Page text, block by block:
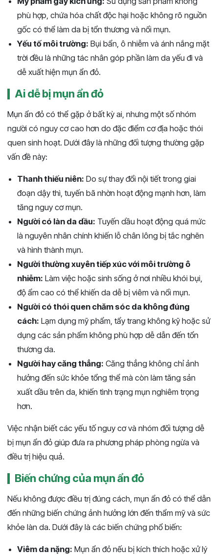
phù hợp, chứa hóa chất độc hại hoặc không rõ nguồn
gốc có thể làm da bị tổn thương và nổi mụn.
Yếu tố môi trường: Bụi bẩn, ô nhiễm và ánh nắng mặt
trời đều là những tác nhân góp phần làm da yếu đi và
dễ xuất hiện mụn ẩn đỏ.
Ai dễ bị mụn ẩn đỏ
Mụn ẩn đỏ có thể gặp ở bất kỳ ai, nhưng một số nhóm
người có nguy cơ cao hơn do đặc điểm cơ địa hoặc thói
quen sinh hoạt. Dưới đây là những đối tượng thường gặp
vấn đề này:
Thanh thiếu niên: Do sự thay đổi nội tiết trong giai
đoạn dậy thì, tuyến bã nhờn hoạt động mạnh hơn, làm
tăng nguy cơ mụn.
Người có làn da dầu: Tuyến dầu hoạt động quá mức
là nguyên nhân chính khiến lỗ chân lông bị tắc nghẽn
và hình thành mụn.
Người thường xuyên tiếp xúc với môi trường ô
nhiễm: Làm việc hoặc sinh sống ở nơi nhiều khói bụi,
độ ẩm cao có thể khiến da dễ bị viêm và nổi mụn.
Người có thói quen chăm sóc da không đúng
cách: Lạm dụng mỹ phẩm, tẩy trang không kỹ hoặc sử
dụng các sản phẩm không phù hợp dễ dẫn đến tổn
thương da.
Người hay căng thẳng: Căng thẳng không chỉ ảnh
hưởng đến sức khỏe tổng thể mà còn làm tăng sản
xuất dầu trên da, khiến tình trạng mụn nghiêm trọng
hơn.
Việc nhận biết các yếu tố nguy cơ và nhóm đối tượng dễ
bị mụn ẩn đỏ giúp đưa ra phương pháp phòng ngừa và
điều trị hiệu quả.
Biến chứng của mụn ẩn đỏ
Nếu không được điều trị đúng cách, mụn ẩn đỏ có thể dẫn
đến những biến chứng ảnh hưởng lớn đến thẩm mỹ và sức
khỏe làn da. Dưới đây là các biến chứng phổ biến:
Viêm da nặng: Mụn ẩn đỏ nếu bị kích thích hoặc xử lý